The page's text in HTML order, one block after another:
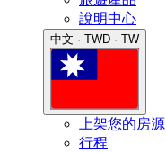
說明中心
中文 · TWD · TW
上架您的房源
行程